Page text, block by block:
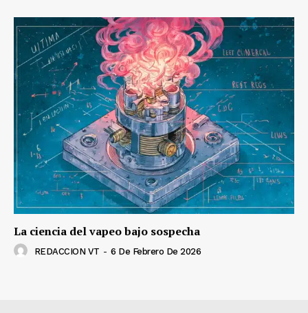
La ciencia del vapeo bajo sospecha
REDACCION VT - 6 De Febrero De 2026